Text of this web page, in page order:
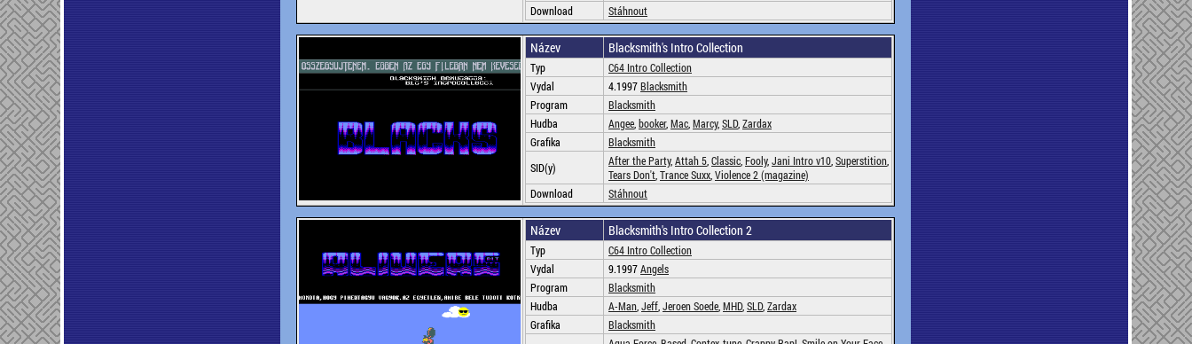
Download
Stáhnout
Název Blacksmith's Intro Collection
Typ
C64 Intro Collection
Vydal
4.1997Blacksmith
Program
Blacksmith
Hudba
Angee booker, Mac Marcy, SLD, Zardax
Grafika
Blacksmith
SID(y)
After the Party, Attah 5 Classic Fooly, Jani Intro v10 Superstition
Tears Don't Trance Suxx Violence 2 (magazine)
Download
Stáhnout
Název Blacksmith's Intro Collection 2
Typ
C64 Intro Collection
Vydal
9.1997Angels
Program
Blacksmith
Hudba
A-Man Jeff Jeroen Soede MHD, SLD, Zardax
Grafika
Blacksmith